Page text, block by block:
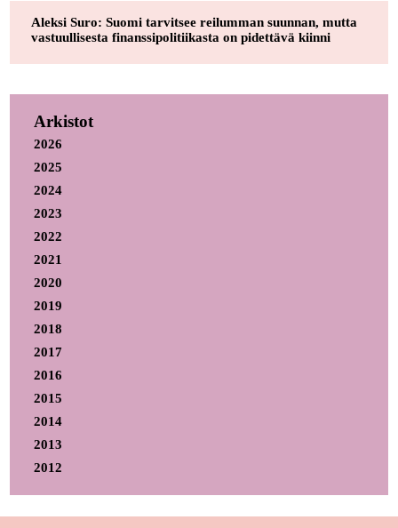
Aleksi Suro: Suomi tarvitsee reilumman suunnan, mutta
vastuullisesta finanssipolitiikasta on pidettävä kiinni
Arkistot
2026
2025
2024
2023
2022
2021
2020
2019
2018
2017
2016
2015
2014
2013
2012